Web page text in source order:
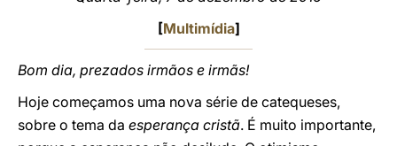
[Multimídia]
Bom dia, prezados irmãos e irmãs!
Hoje começamos uma nova série de catequeses,
sobre o tema da esperança cristã. É muito importante,